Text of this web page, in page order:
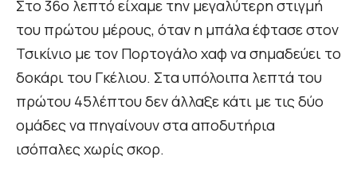
Στο 36ο λεπτό είχαμε την μεγαλύτερη στιγμή
του πρώτου μέρους, όταν η μπάλα έφτασε στον
Τσικίνιο με τον Πορτογάλο χαφ να σημαδεύει το
δοκάρι του Γκέλιου. Στα υπόλοιπα λεπτά του
πρώτου 45λέπτου δεν άλλαξε κάτι με τις δύο
ομάδες να πηγαίνουν στα αποδυτήρια
ισόπαλες χωρίς σκορ.